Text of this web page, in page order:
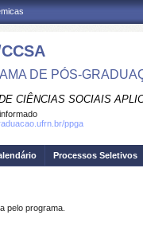
DE PÓS-
CIÊNCIAS SOCIAIS
ppga
Processos Seletivos
pelo programa.